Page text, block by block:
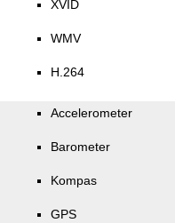
XVID
WMV
H.264
Accelerometer
Barometer
Kompas
GPS